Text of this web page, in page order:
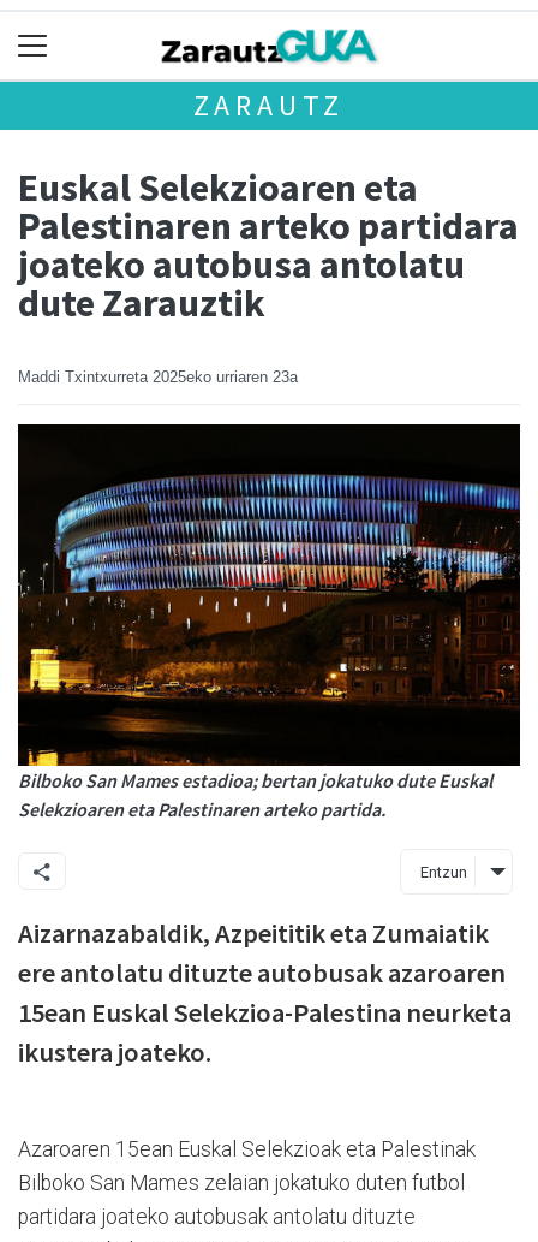
ZARAUTZ
Euskal Selekzioaren eta
Palestinaren arteko partidara
joateko autobusa antolatu
dute Zarauztik
Maddi Txintxurreta 2025eko urriaren 23a
Bilboko San Mames estadioa; bertan jokatuko dute Euskal
Selekzioaren eta Palestinaren arteko partida.
Entzun
Aizarnazabaldik, Azpeititik eta Zumaiatik
ere antolatu dituzte autobusak azaroaren
15ean Euskal Selekzioa-Palestina neurketa
ikustera joateko.
Azaroaren 15ean Euskal Selekzioak eta Palestinak
Bilboko San Mames zelaian jokatuko duten futbol
partidara joateko autobusak antolatu dituzte